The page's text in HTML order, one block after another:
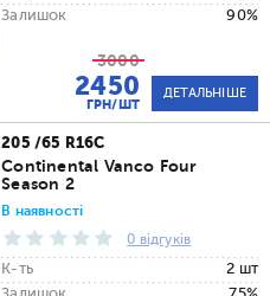
Залишок
90%
3000
2450
ГРН/ШТ
ДЕТАЛЬНІШЕ
205 /65 R16C
Continental Vanco Four
Season 2
В наявності
0 відгуків
К-ть
2 шт